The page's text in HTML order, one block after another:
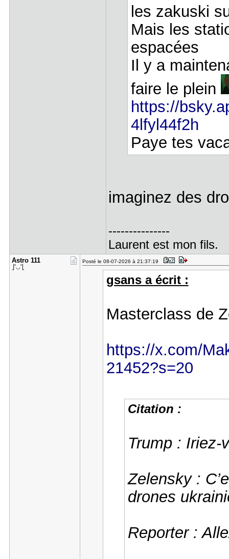
les zakuski
Mais les
espacées
Il y a
faire le plein
https://
4lfyl44f2h
Paye tes
imaginez des
---------------
Laurent est mon fils.
Astro 111
⎦˚◡˚⎣
Posté le 08-07-2026 à 21:37:19
gsans a écrit :
Masterclass de
https://x.com/
21452?s=20
Citation :
Trump : Iriez-
Zelensky :
drones
Reporter :